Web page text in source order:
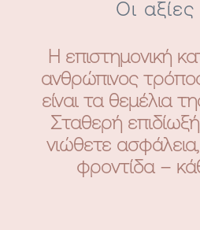
Οι
Η επιστημονική
ανθρώπινος
είναι τα θεμέλια
Σταθερή
νιώθετε
φροντίδα –